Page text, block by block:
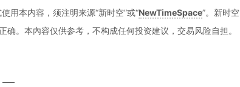
用本内容，须注明来源“新时空”或“NewTimeSpace”。新时空
。本內容仅供参考，不构成任何投资建议，交易风险自担。